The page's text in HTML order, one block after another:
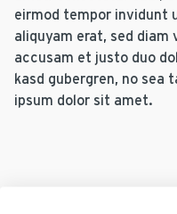
eirmod tempor invidunt
aliquyam erat, sed
accusam et justo duo
kasd gubergren, no sea
ipsum dolor sit amet.